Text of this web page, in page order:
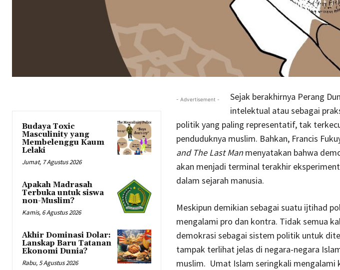
Budaya Toxic
Masculinity yang
Membelenggu Kaum
Lelaki
Jumat, 7 Agustus 2026
Apakah Madrasah
Terbuka untuk siswa
non-Muslim?
Kamis, 6 Agustus 2026
Akhir Dominasi Dolar:
Lanskap Baru Tatanan
Ekonomi Dunia?
Rabu, 5 Agustus 2026
- Advertisement -
Sejak berakhirnya Perang
intelektual atau sebagai
politik yang paling representatif, tak
penduduknya muslim. Bahkan, Francis
and The Last Manmenyatakan bahwa
akan menjadi terminal terakhir
dalam sejarah manusia.
Meskipun demikian sebagai suatu ijtihad
mengalami pro dan kontra. Tidak semua
demokrasi sebagai sistem politik untuk
tampak terlihat jelas di negara-negara
muslim. Umat Islam seringkali mengalami